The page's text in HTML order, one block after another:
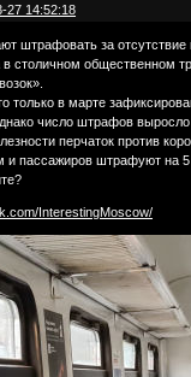
27 14:52:18
штрафовать за отсутствие
в столичном общественном
только в марте
число штрафов
перчаток против
и пассажиров штрафуют на 5
InterestingMoscow/